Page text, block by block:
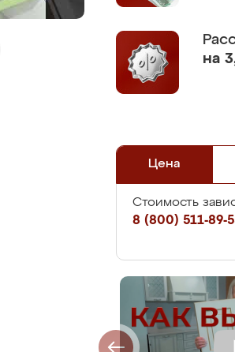
на
Цена
Стоимость
8 (800) 511-89-